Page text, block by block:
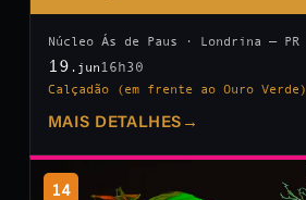
Núcleo Ás de Paus · Londrina — PR
19 .jun 16h30
Calçadão (em frente ao Ouro Verde)
MAIS DETALHES →
14